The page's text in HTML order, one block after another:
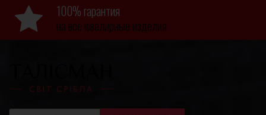
100% гарантия
на все ювелирные изделия